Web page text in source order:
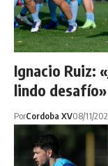
Ignacio Ruiz:
lindo desafío»
PorCordoba XV08/11/